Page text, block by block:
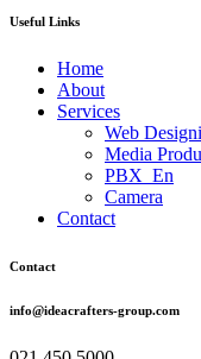
Useful Links
Home
About
Services
Web
Media
PBX_En
Camera
Contact
Contact
info@ideacrafters-group.com